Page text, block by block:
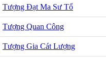
Tượng Đạt Ma Sư Tổ
Tượng Quan Công
Tượng Gia Cát Lượng